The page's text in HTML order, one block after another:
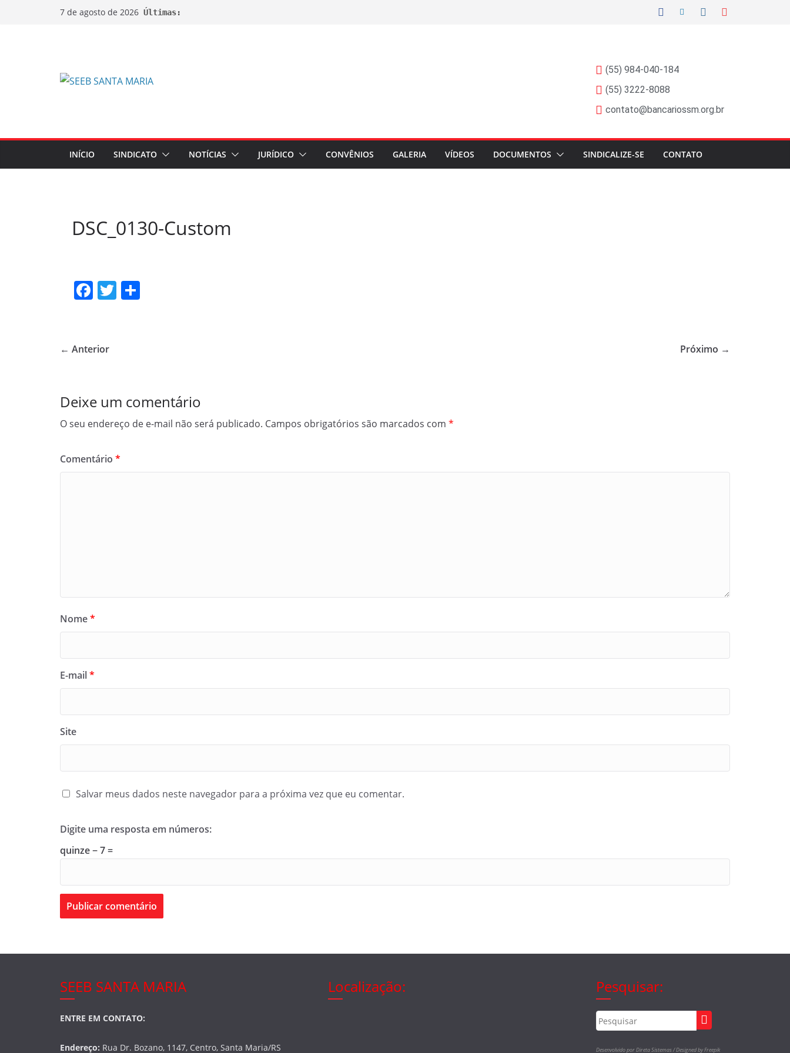
7 de agosto de 2026 Últimas:
(55) 984-040-184
(55) 3222-8088
contato@bancariossm.org.br
INÍCIO SINDICATO NOTÍCIAS JURÍDICO CONVÊNIOS GALERIA VÍDEOS DOCUMENTOS SINDICALIZE-SE CONTATO
DSC_0130-Custom
F
e
o
k
T
← Anterior Próximo →
Deixe um comentário
O seu endereço de e-mail não será publicado. Campos obrigatórios são marcados com *
Comentário *
Nome*
E-mail*
Site
Salvar meus dados neste navegador para a próxima vez que eu comentar.
Digite uma resposta em números:
quinze − 7 =
SEEB SANTA MARIA
ENTRE EM CONTATO:
Endereço: Rua Dr. Bozano, 1147, Centro, Santa Maria/RS
Localização: Pesquisar:
Desenvolvido por Direta Sistemas /Designed by Freepik